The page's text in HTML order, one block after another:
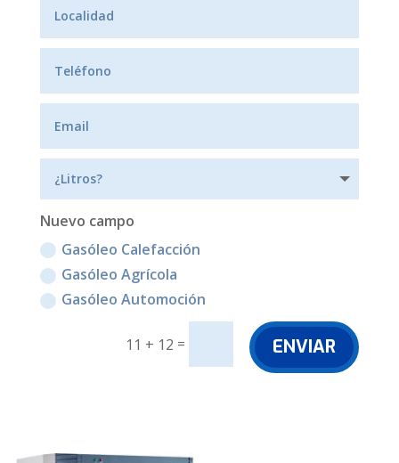
Nuevo campo
Gasóleo Calefacción
Gasóleo Agrícola
Gasóleo Automoción
11 + 12 = ENVIAR